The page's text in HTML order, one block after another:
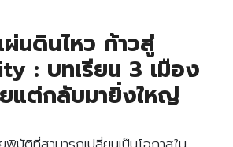
นดินไหว ก้าวสู่
: บทเรียน 3 เมือง
แต่กลับมายิ่งใหญ่